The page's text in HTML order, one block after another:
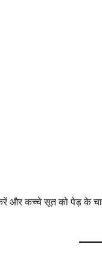
कच्चे सूत को पेड़ के